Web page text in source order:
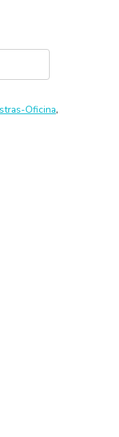
Oficina,